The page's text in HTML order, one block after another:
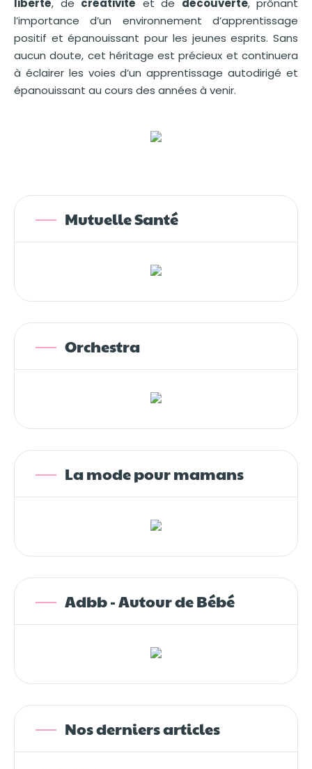
liberté, de créativité et de découverte, prônant
l’importance d’un environnement d’apprentissage
positif et épanouissant pour les jeunes esprits. Sans
aucun doute, cet héritage est précieux et continuera
à éclairer les voies d’un apprentissage autodirigé et
épanouissant au cours des années à venir.
Mutuelle Santé
Orchestra
La mode pour mamans
Adbb - Autour de Bébé
Nos derniers articles